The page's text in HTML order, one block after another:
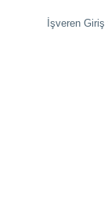
İşveren Giriş